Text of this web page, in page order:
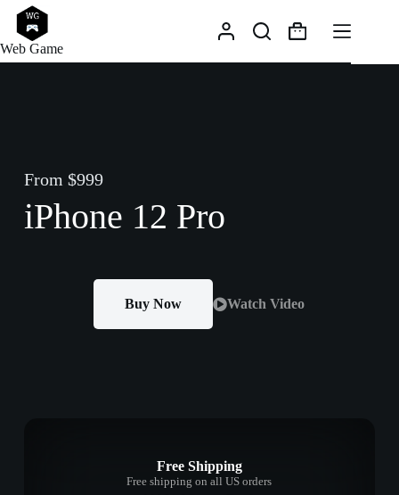
Web Game
From $999
iPhone 12 Pro
Buy Now Watch Video
Free Shipping
Free shipping on all US orders